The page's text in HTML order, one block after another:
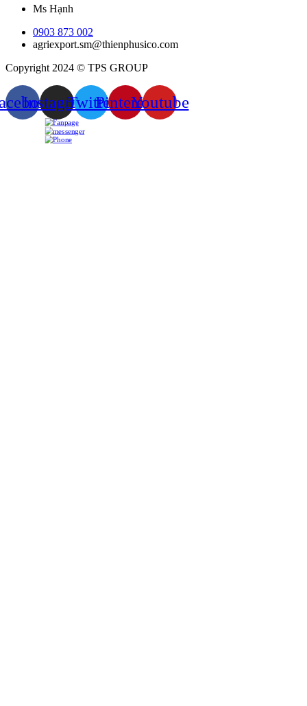
Ms Hạnh
0903 873 002
agriexport.sm@thienphusico.com
Copyright 2024 © TPS GROUP
InstagramTwitterPinterestYoutube